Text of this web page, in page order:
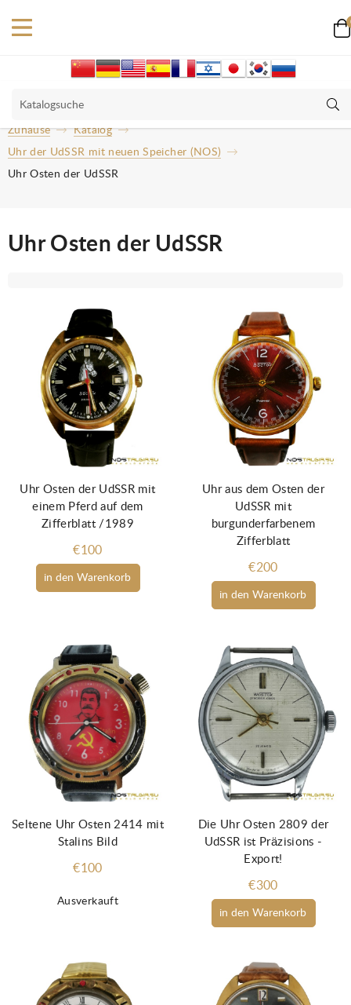
Zuhause
Katalog
Uhr der UdSSR mit neuen Speicher (NOS)
Uhr Osten der UdSSR
Uhr Osten der UdSSR
in den Warenkorb
Uhr Osten der UdSSR mit
einem Pferd auf dem
Zifferblatt /1989
€100
in den Warenkorb
Uhr aus dem Osten der
UdSSR mit
burgunderfarbenem
Zifferblatt
€200
Ausverkauft
Seltene Uhr Osten 2414 mit
Stalins Bild
€100
in den Warenkorb
Die Uhr Osten 2809 der
UdSSR ist Präzisions -
Export!
€300